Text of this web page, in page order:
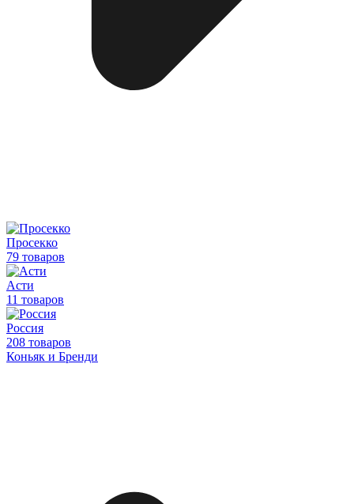
Просекко
79 товаров
Асти
11 товаров
Россия
208 товаров
Коньяк и Бренди